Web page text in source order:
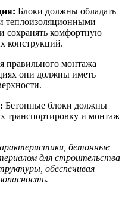
Блоки должны обладать
теплоизоляционными
сохранять комфортную
конструкций.
правильного монтажа
они должны иметь
Бетонные блоки должны
транспортировку и монтаж
бетонные
для строительства
обеспечивая